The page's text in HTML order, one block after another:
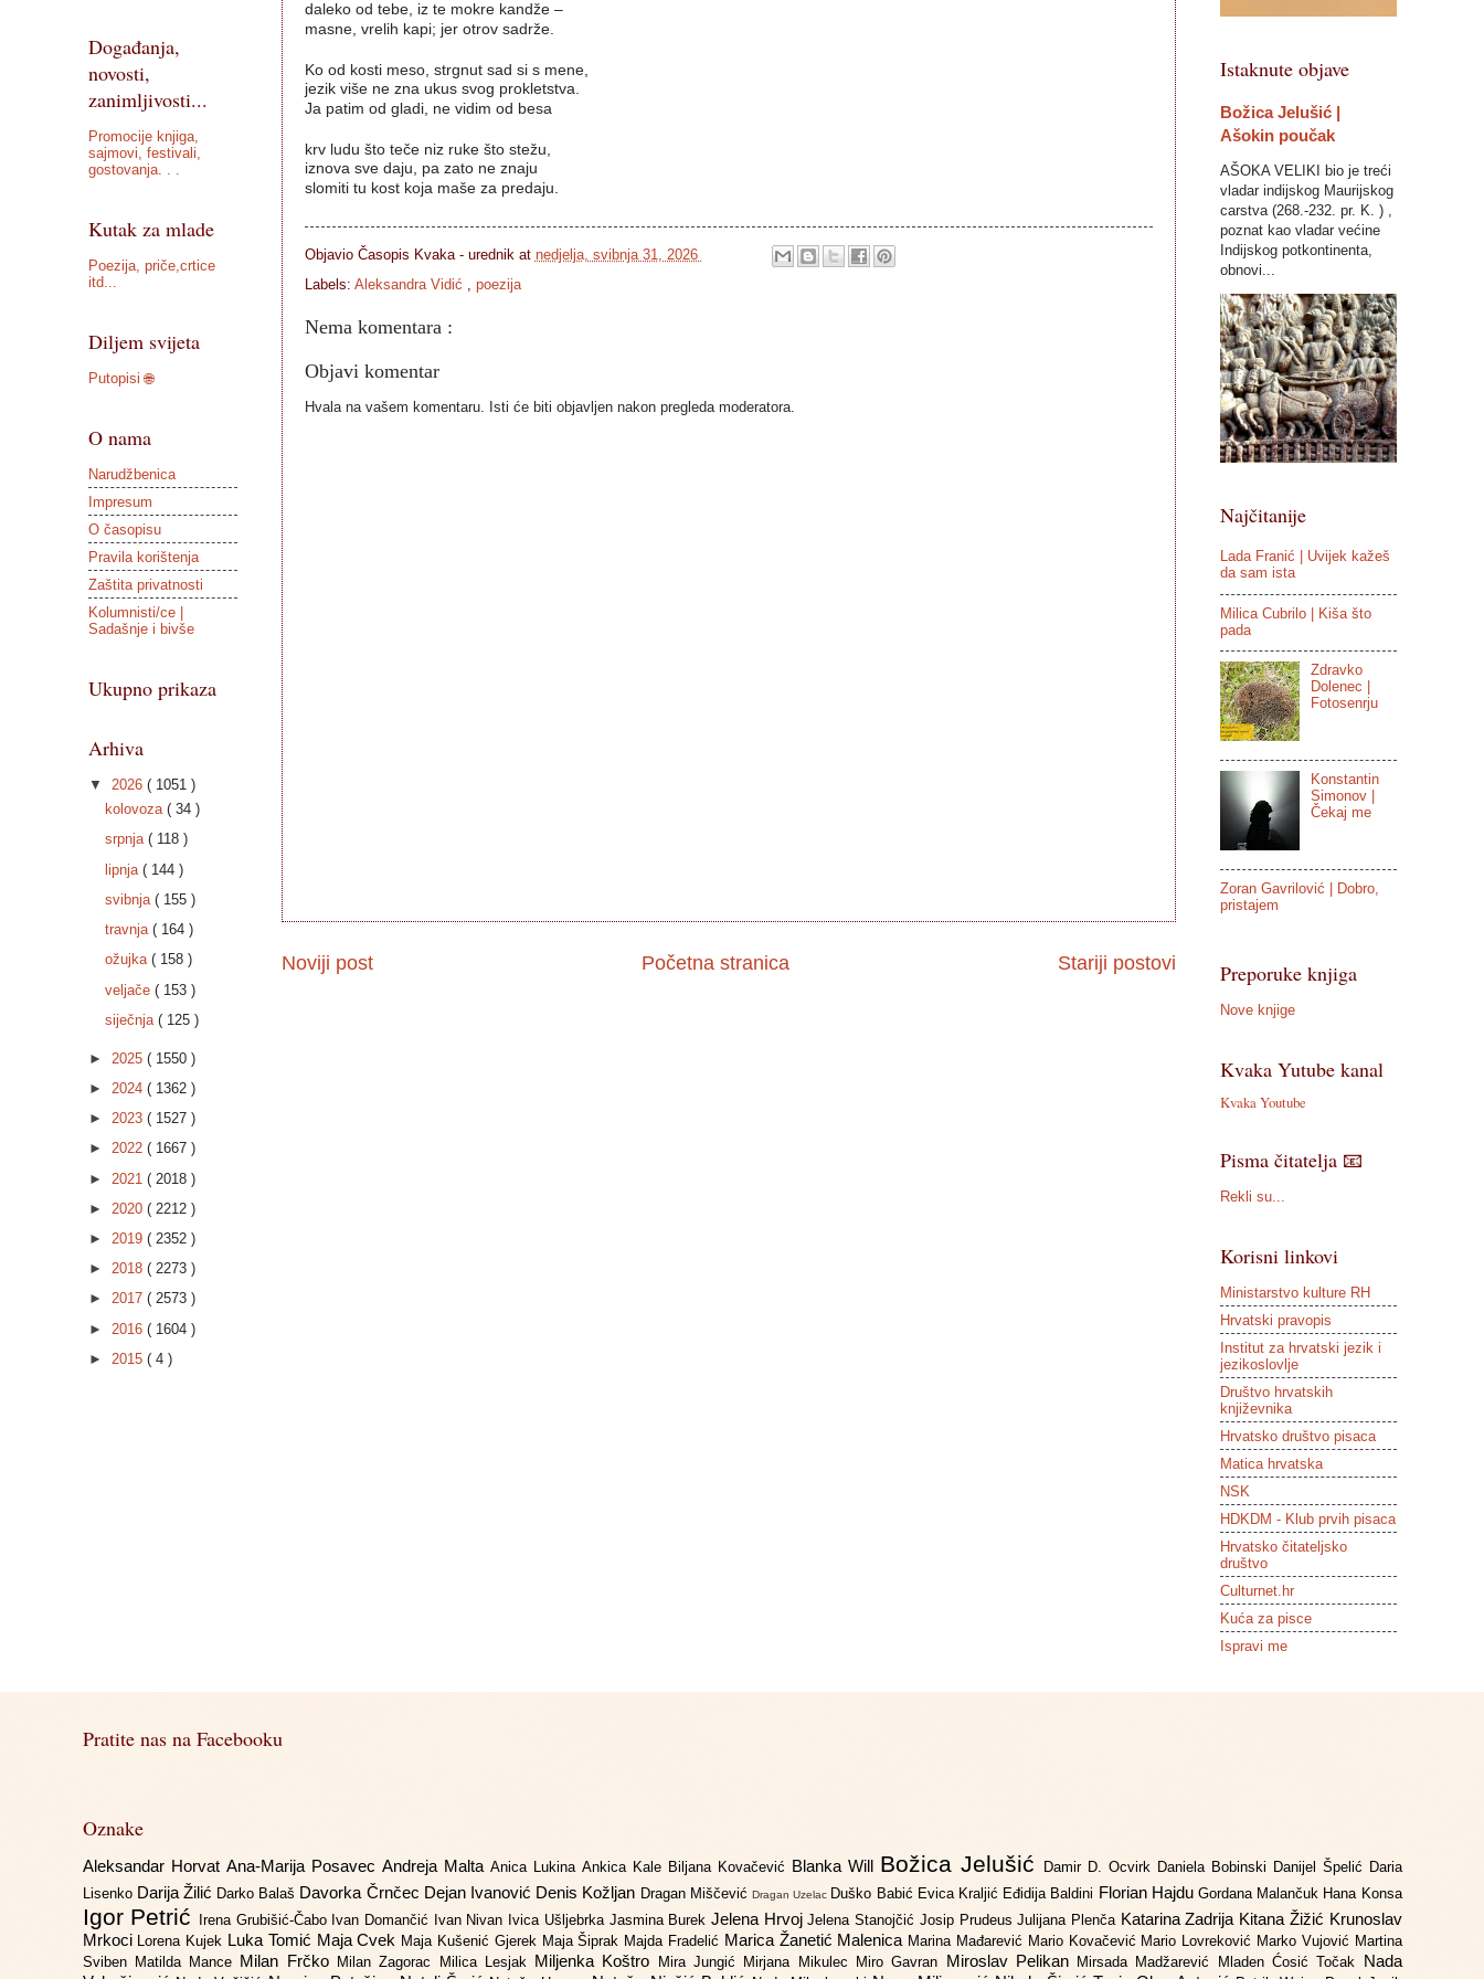
daleko od tebe, iz te mokre kandže –
masne, vrelih kapi; jer otrov sadrže.
Ko od kosti meso, strgnut sad si s mene,
jezik više ne zna ukus svog prokletstva.
Ja patim od gladi, ne vidim od besa
krv ludu što teče niz ruke što stežu,
iznova sve daju, pa zato ne znaju
slomiti tu kost koja maše za predaju.
Objavio Časopis Kvaka - urednik at nedjelja, svibnja 31, 2026
Labels: Aleksandra Vidić , poezija
Nema komentara :
Objavi komentar
Hvala na vašem komentaru. Isti će biti objavljen nakon pregleda moderatora.
Noviji post Stariji postovi
Početna stranica
Događanja,
novosti,
zanimljivosti...
Promocije knjiga,
sajmovi, festivali,
gostovanja. . .
Kutak za mlade
Poezija, priče,crtice
itd...
Diljem svijeta
Putopisi 🌐
O nama
Narudžbenica
Impresum
O časopisu
Pravila korištenja
Zaštita privatnosti
Kolumnisti/ce |
Sadašnje i bivše
Ukupno prikaza
Arhiva
▼ 2026 ( 1051 )
kolovoza ( 34 )
srpnja ( 118 )
lipnja ( 144 )
svibnja ( 155 )
travnja ( 164 )
ožujka ( 158 )
veljače ( 153 )
siječnja ( 125 )
► 2025 ( 1550 )
► 2024 ( 1362 )
► 2023 ( 1527 )
► 2022 ( 1667 )
► 2021 ( 2018 )
► 2020 ( 2212 )
► 2019 ( 2352 )
► 2018 ( 2273 )
► 2017 ( 2573 )
► 2016 ( 1604 )
► 2015 ( 4 )
Istaknute objave
Božica Jelušić |
Ašokin poučak
AŠOKA VELIKI bio je treći
vladar indijskog Maurijskog
carstva (268.-232. pr. K. ) ,
poznat kao vladar većine
Indijskog potkontinenta,
obnovi...
Najčitanije
Lada Franić | Uvijek kažeš
da sam ista
Milica Cubrilo | Kiša što
pada
Zdravko
Dolenec |
Fotosenrju
Konstantin
Simonov |
Čekaj me
Zoran Gavrilović | Dobro,
pristajem
Preporuke knjiga
Nove knjige
Kvaka Yutube kanal
Kvaka Youtube
Pisma čitatelja 📧
Rekli su...
Korisni linkovi
Ministarstvo kulture RH
Hrvatski pravopis
Institut za hrvatski jezik i
jezikoslovlje
Društvo hrvatskih
književnika
Hrvatsko društvo pisaca
Matica hrvatska
NSK
HDKDM - Klub prvih pisaca
Hrvatsko čitateljsko
društvo
Culturnet.hr
Kuća za pisce
Ispravi me
Pratite nas na Facebooku
Oznake
Aleksandar Horvat Ana-Marija Posavec Andreja Malta Anica Lukina Ankica Kale Biljana Kovačević Blanka Will Božica Jelušić Damir D. Ocvirk Daniela Bobinski Danijel Špelić Daria
Lisenko Darija Žilić Darko Balaš Davorka Črnčec Dejan Ivanović Denis Kožljan Dragan MiščevićDragan Uzelac Duško Babić Evica Kraljić Eđidija Baldini Florian Hajdu Gordana Malančuk Hana Konsa
Igor Petrić Irena Grubišić-Čabo Ivan Domančić Ivan Nivan Ivica Ušljebrka Jasmina BurekJelena HrvojJelena Stanojčić Josip PrudeusJulijana Plenča Katarina Zadrija Kitana Žižić Krunoslav
Mrkoci Lorena Kujek Luka Tomić Maja Cvek Maja Kušenić Gjerek Maja Šiprak Majda Fradelić Marica Žanetić Malenica Marina Mađarević Mario Kovačević Mario Lovreković Marko Vujović Martina
Sviben Matilda Mance Milan Frčko Milan Zagorac Milica Lesjak Miljenka Koštro Mira Jungić Mirjana Mikulec Miro Gavran Miroslav Pelikan Mirsada Madžarević Mladen Ćosić Točak Nada